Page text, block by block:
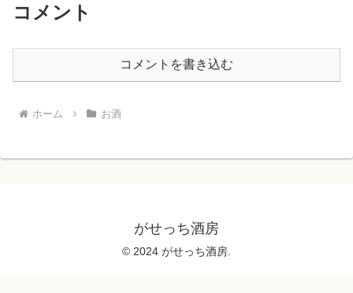
コメント
コメントを書き込む
ホーム お酒
がせっち酒房
© 2024 がせっち酒房.